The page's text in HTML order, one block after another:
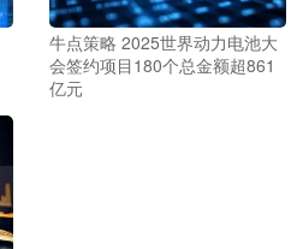
牛点策略 2025世界动力电池大
会签约项目180个总金额超861
亿元